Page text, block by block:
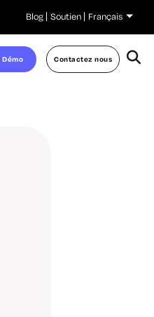
Blog Soutien Français
Démo Contactez nous